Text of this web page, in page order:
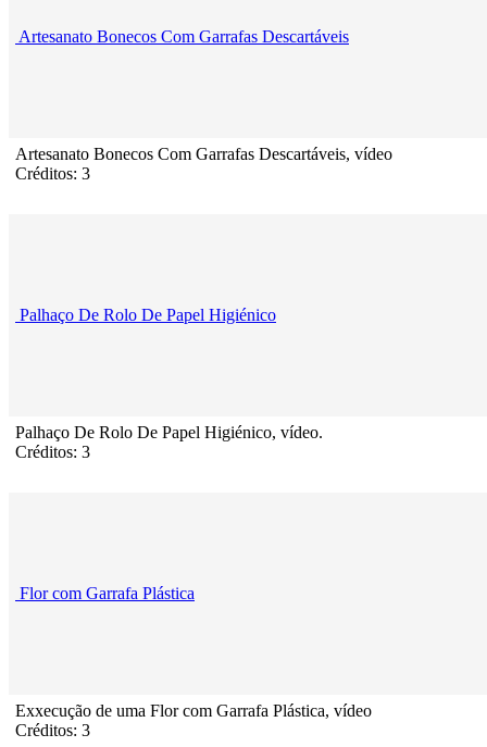
Artesanato Bonecos Com Garrafas Descartáveis
Artesanato Bonecos Com Garrafas Descartáveis, vídeo
Créditos: 3
Palhaço De Rolo De Papel Higiénico
Palhaço De Rolo De Papel Higiénico, vídeo.
Créditos: 3
Flor com Garrafa Plástica
Exxecução de uma Flor com Garrafa Plástica, vídeo
Créditos: 3